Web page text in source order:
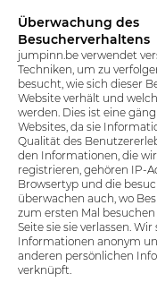
Überwachung des
Besucherverhaltens
jumpinn.be verwendet
Techniken, um zu
besucht, wie sich dieser
Website verhält und
werden. Dies ist eine
Websites, da sie
Qualität des
den Informationen, die
registrieren, gehören IP-
Browsertyp und die
überwachen auch, wo
zum ersten Mal
Seite sie sie verlassen.
Informationen anonym
anderen persönlichen
verknüpft.